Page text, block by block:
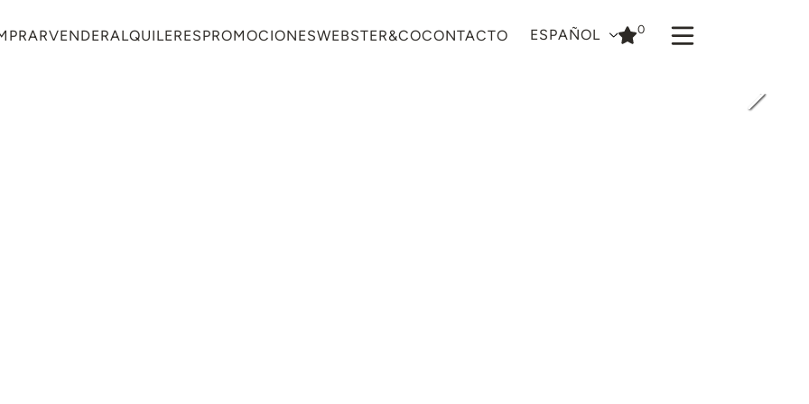
VENDERALQUILERESPROMOCIONESWEBSTER&COCONTACTO ESPAÑOL 0